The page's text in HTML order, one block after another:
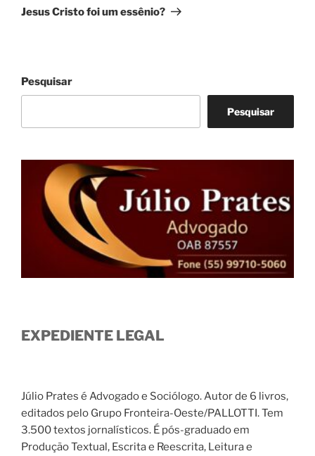
post
Jesus Cristo foi um essênio?
Pesquisar
Pesquisar
EXPEDIENTE LEGAL
Júlio Prates é Advogado e Sociólogo. Autor de 6 livros,
editados pelo Grupo Fronteira-Oeste/PALLOTTI. Tem
3.500 textos jornalísticos. É pós-graduado em
Produção Textual, Escrita e Reescrita, Leitura e